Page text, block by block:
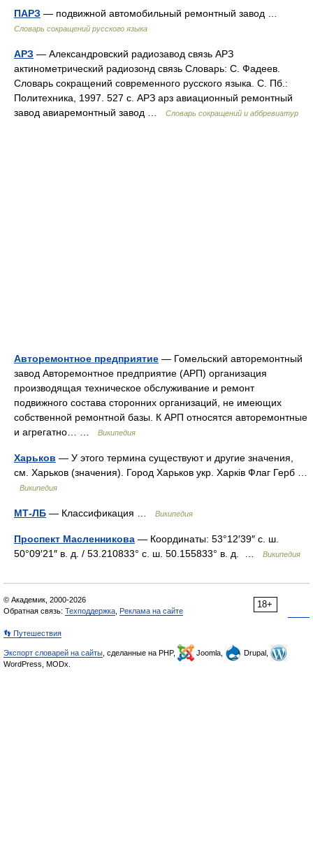
ПАРЗ — подвижной автомобильный ремонтный завод …
Словарь сокращений русского языка
АРЗ — Александровский радиозавод связь АРЗ
актинометрический радиозонд связь Словарь: С. Фадеев.
Словарь сокращений современного русского языка. С. Пб.:
Политехника, 1997. 527 с. АРЗ арз авиационный ремонтный
завод авиаремонтный завод …
Словарь сокращений и аббревиатур
Авторемонтное предприятие — Гомельский авторемонтный
завод Авторемонтное предприятие (АРП) организация
производящая техническое обслуживание и ремонт
подвижного состава сторонних организаций, не имеющих
собственной ремонтной базы. К АРП относятся авторемонтные
и агрегатно… …
Википедия
Харьков — У этого термина существуют и другие значения,
см. Харьков (значения). Город Харьков укр. Харків Флаг Герб …
Википедия
МТ-ЛБ — Классификация … Википедия
Проспект Масленникова — Координаты: 53°12′39″ с. ш.
50°09′21″ в. д. / 53.210833° с. ш. 50.155833° в. д. …
Википедия
18+
© Академик, 2000-2026
Обратная связь: Техподдержка Реклама на сайте
👣 Путешествия
Экспорт словарей на сайты , сделанные на PHP, Joomla,
Drupal,
WordPress, MODx.